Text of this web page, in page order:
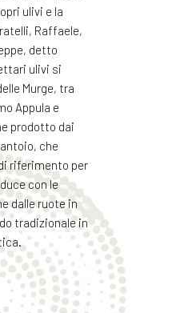
ulivi e la
Raffaele,
detto
ulivi si
Murge, tra
Appula e
prodotto dai
che
riferimento per
con le
dalle ruote in
tradizionale in